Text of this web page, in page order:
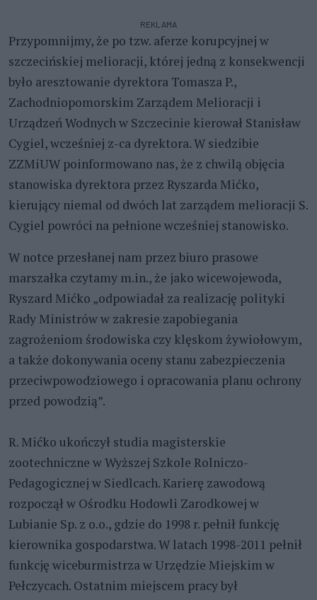
REKLAMA
Przypomnijmy, że po tzw. aferze korupcyjnej w
szczecińskiej melioracji, której jedną z konsekwencji
było aresztowanie dyrektora Tomasza P.,
Zachodniopomorskim Zarządem Melioracji i
Urządzeń Wodnych w Szczecinie kierował Stanisław
Cygiel, wcześniej z-ca dyrektora. W siedzibie
ZZMiUW poinformowano nas, że z chwilą objęcia
stanowiska dyrektora przez Ryszarda Mićko,
kierujący niemal od dwóch lat zarządem melioracji S.
Cygiel powróci na pełnione wcześniej stanowisko.
W notce przesłanej nam przez biuro prasowe
marszałka czytamy m.in., że jako wicewojewoda,
Ryszard Mićko „odpowiadał za realizację polityki
Rady Ministrów w zakresie zapobiegania
zagrożeniom środowiska czy klęskom żywiołowym,
a także dokonywania oceny stanu zabezpieczenia
przeciwpowodziowego i opracowania planu ochrony
przed powodzią”.
R. Mićko ukończył studia magisterskie
zootechniczne w Wyższej Szkole Rolniczo-
Pedagogicznej w Siedlcach. Karierę zawodową
rozpoczął w Ośrodku Hodowli Zarodkowej w
Lubianie Sp. z o.o., gdzie do 1998 r. pełnił funkcję
kierownika gospodarstwa. W latach 1998-2011 pełnił
funkcję wiceburmistrza w Urzędzie Miejskim w
Pełczycach. Ostatnim miejscem pracy był